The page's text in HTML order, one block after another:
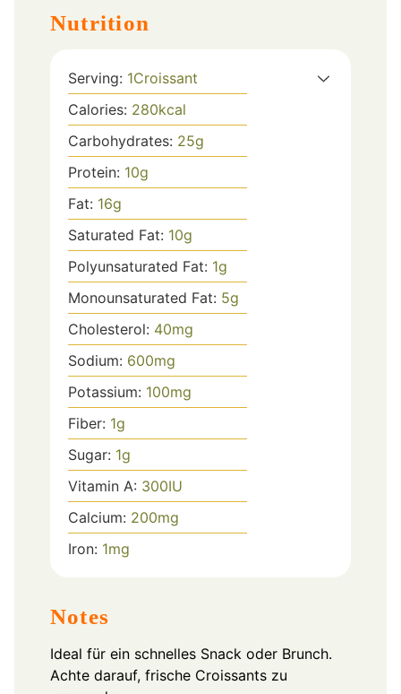
Nutrition
Serving: 1Croissant
Calories: 280kcal
Carbohydrates: 25g
Protein: 10g
Fat: 16g
Saturated Fat: 10g
Polyunsaturated Fat: 1g
Monounsaturated Fat: 5g
Cholesterol: 40mg
Sodium: 600mg
Potassium: 100mg
Fiber: 1g
Sugar: 1g
Vitamin A: 300IU
Calcium: 200mg
Iron: 1mg
Notes
Ideal für ein schnelles Snack oder Brunch.
Achte darauf, frische Croissants zu